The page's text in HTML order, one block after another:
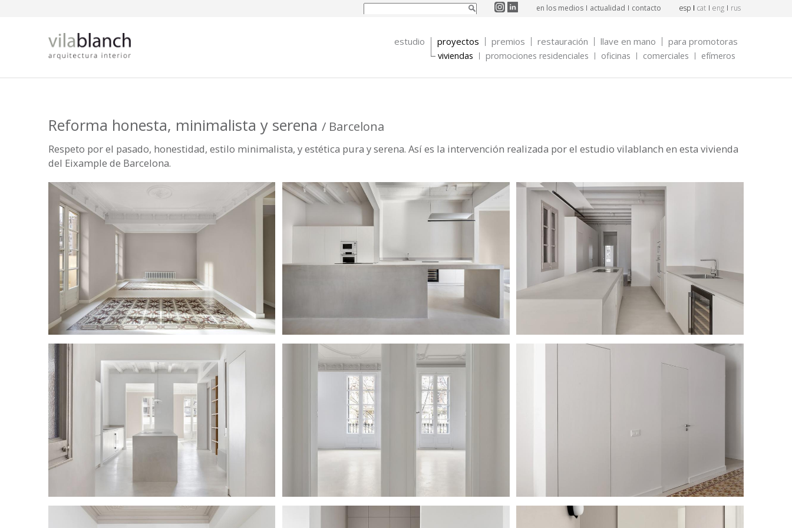
Formulario de
en los medios actualidad contacto esp cat eng rus
estudio proyectos
viviendas promociones residenciales oficinas comerciales efímeros
premios restauración llave en mano para promotoras
Reforma honesta, minimalista y serena / Barcelona
Respeto por el pasado, honestidad, estilo minimalista, y estética pura y serena. Así es la intervención realizada por el estudio vilablanch en esta vivienda
del Eixample de Barcelona.